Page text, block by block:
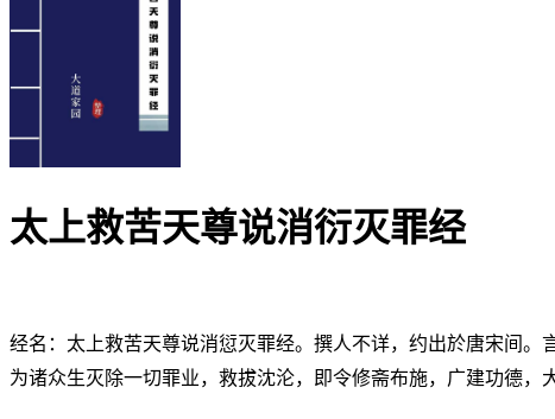
太上救苦天尊说消衍灭罪经
经名：太上救苦天尊说消愆灭罪经。撰人不详，约出於唐宋间。
为诸众生灭除一切罪业，救拔沈沦，即令修斋布施，广建功德